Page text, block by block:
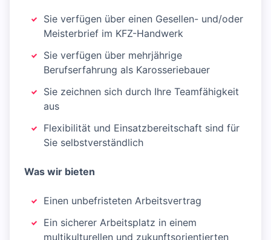
Sie verfügen über einen Gesellen- und/oder
Meisterbrief im KFZ-Handwerk
Sie verfügen über mehrjährige
Berufserfahrung als Karosseriebauer
Sie zeichnen sich durch Ihre Teamfähigkeit
aus
Flexibilität und Einsatzbereitschaft sind für
Sie selbstverständlich
Was wir bieten
Einen unbefristeten Arbeitsvertrag
Ein sicherer Arbeitsplatz in einem
multikulturellen und zukunftsorientierten